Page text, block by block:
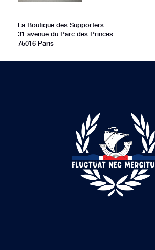
La Boutique des Supporters
31 avenue du Parc des Princes
75016 Paris